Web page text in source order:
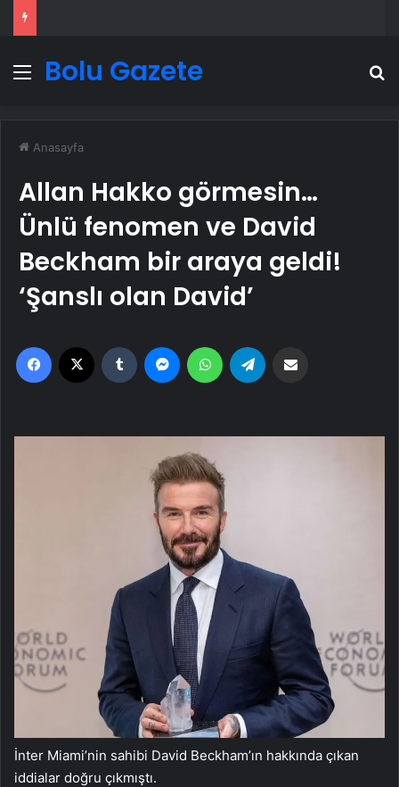
Menü
Bolu Gazete
Anasayfa
Allan Hakko görmesin…
Ünlü fenomen ve David
Beckham bir araya geldi!
‘Şanslı olan David’
Facebook Tumblr MessengerWhatsApp
İnter Miami’nin sahibi David Beckham’ın hakkında çıkan
iddialar doğru çıkmıştı.